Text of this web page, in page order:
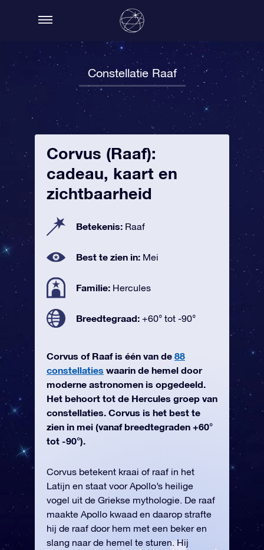
Constellatie Raaf
Corvus (Raaf):
cadeau, kaart en
zichtbaarheid
Betekenis: Raaf
Best te zien in: Mei
Familie: Hercules
Breedtegraad: +60° tot -90°
Corvus of Raaf is één van de 88
constellaties waarin de hemel door
moderne astronomen is opgedeeld.
Het behoort tot de Hercules groep van
constellaties. Corvus is het best te
zien in mei (vanaf breedtegraden +60°
tot -90°).
Corvus betekent kraai of raaf in het
Latijn en staat voor Apollo’s heilige
vogel uit de Griekse mythologie. De raaf
maakte Apollo kwaad en daarop strafte
hij de raaf door hem met een beker en
slang naar de hemel te sturen. Hij